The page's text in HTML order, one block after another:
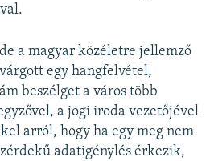
a magyar közéletre jellemző
egy hangfelvétel,
beszélget a város több
a jogi iroda vezetőjével
arról, hogy ha egy meg nem
adatigénylés érkezik,